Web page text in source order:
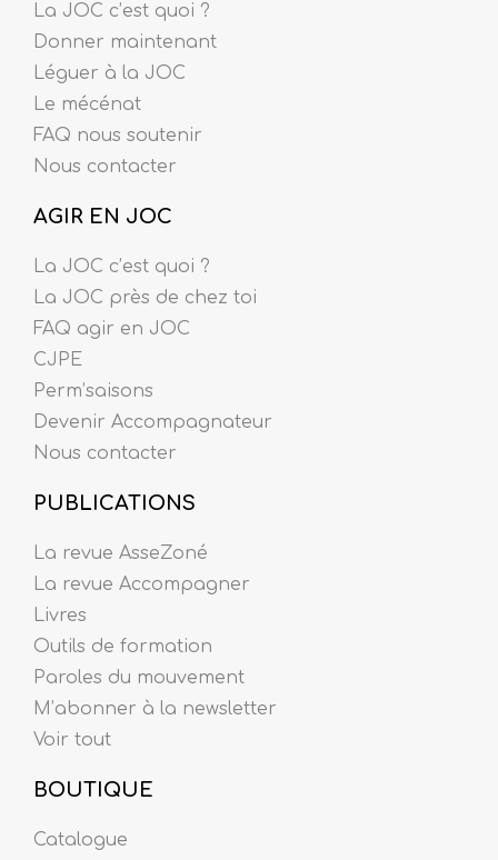
La JOC c’est quoi ?
Donner maintenant
Léguer à la JOC
Le mécénat
FAQ nous soutenir
Nous contacter
AGIR EN JOC
La JOC c’est quoi ?
La JOC près de chez toi
FAQ agir en JOC
CJPE
Perm’saisons
Devenir Accompagnateur
Nous contacter
PUBLICATIONS
La revue AsseZoné
La revue Accompagner
Livres
Outils de formation
Paroles du mouvement
M’abonner à la newsletter
Voir tout
BOUTIQUE
Catalogue